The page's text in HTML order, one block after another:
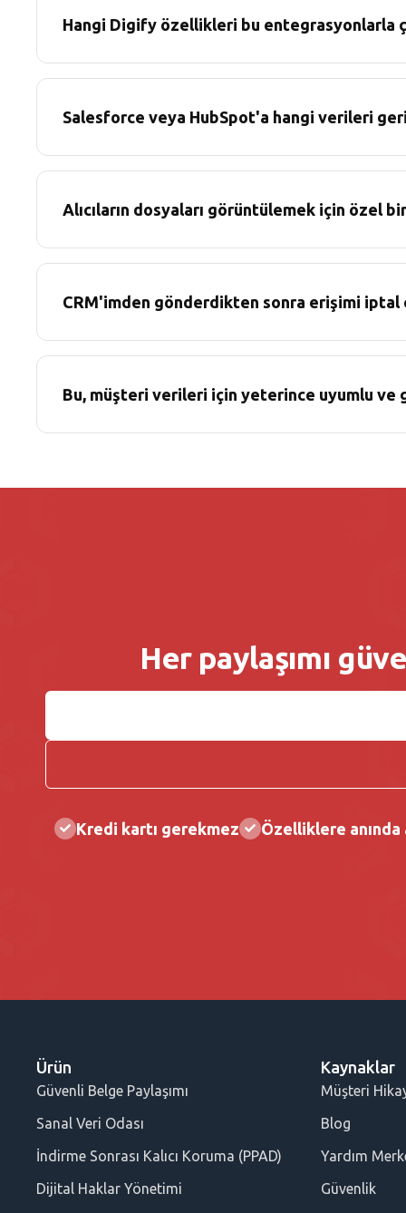
Hangi Digify özellikleri bu entegrasyonlarla
Salesforce veya HubSpot'a hangi verileri
Alıcıların dosyaları görüntülemek için özel bir
CRM'imden gönderdikten sonra erişimi
Bu, müşteri verileri için yeterince uyumlu ve
Her paylaşımı
Kredi kartı gerekmez Özelliklere
Ürün
Güvenli Belge Paylaşımı
Sanal Veri Odası
İndirme Sonrası Kalıcı Koruma (PPAD)
Dijital Haklar Yönetimi
Kaynaklar
Müşteri
Blog
Yardım
Güvenlik